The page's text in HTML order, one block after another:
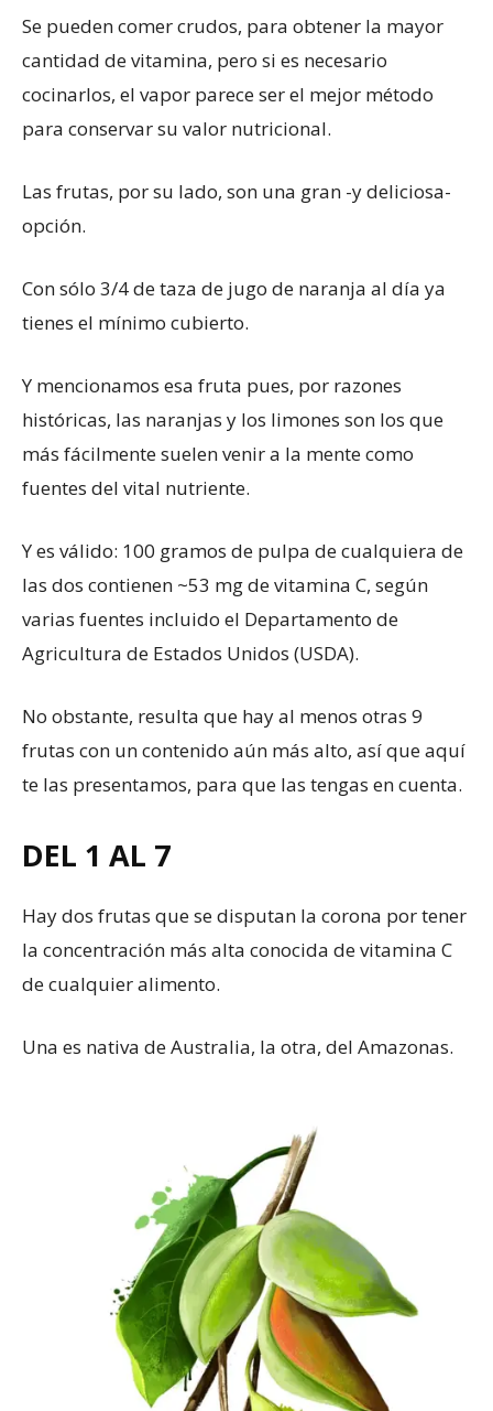
Se pueden comer crudos, para obtener la mayor
cantidad de vitamina, pero si es necesario
cocinarlos, el vapor parece ser el mejor método
para conservar su valor nutricional.
Las frutas, por su lado, son una gran -y deliciosa-
opción.
Con sólo 3/4 de taza de jugo de naranja al día ya
tienes el mínimo cubierto.
Y mencionamos esa fruta pues, por razones
históricas, las naranjas y los limones son los que
más fácilmente suelen venir a la mente como
fuentes del vital nutriente.
Y es válido: 100 gramos de pulpa de cualquiera de
las dos contienen ~53 mg de vitamina C, según
varias fuentes incluido el Departamento de
Agricultura de Estados Unidos (USDA).
No obstante, resulta que hay al menos otras 9
frutas con un contenido aún más alto, así que aquí
te las presentamos, para que las tengas en cuenta.
DEL 1 AL 7
Hay dos frutas que se disputan la corona por tener
la concentración más alta conocida de vitamina C
de cualquier alimento.
Una es nativa de Australia, la otra, del Amazonas.